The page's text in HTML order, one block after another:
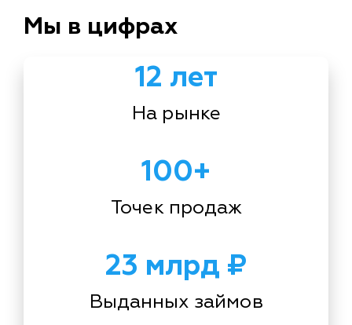
Мы в цифрах
12 лет
На рынке
100+
Точек продаж
23 млрд ₽
Выданных займов